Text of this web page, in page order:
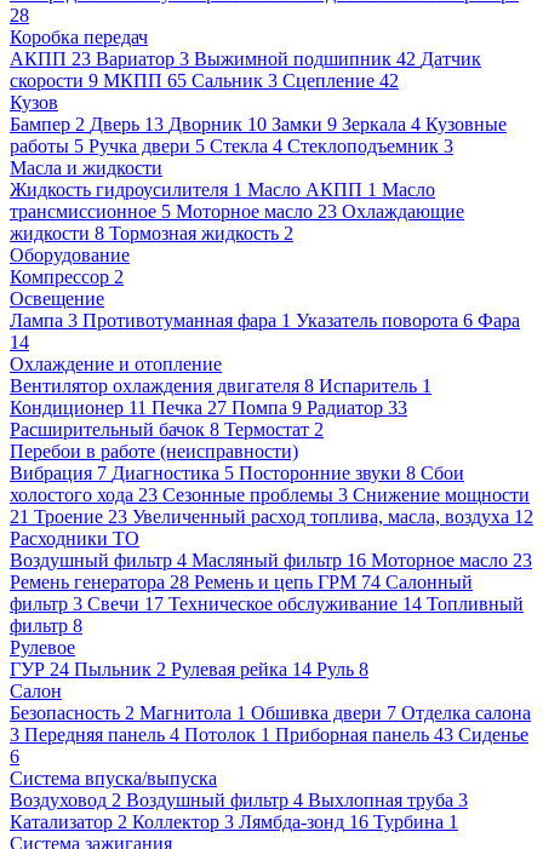
28
Коробка передач
АКПП 23 Вариатор 3 Выжимной подшипник 42 Датчик
скорости 9 МКПП 65 Сальник 3 Сцепление 42
Кузов
Бампер 2 Дверь 13 Дворник 10 Замки 9 Зеркала 4 Кузовные
работы 5 Ручка двери 5 Стекла 4 Стеклоподъемник 3
Масла и жидкости
Жидкость гидроусилителя 1 Масло АКПП 1 Масло
трансмиссионное 5 Моторное масло 23 Охлаждающие
жидкости 8 Тормозная жидкость 2
Оборудование
Компрессор 2
Освещение
Лампа 3 Противотуманная фара 1 Указатель поворота 6 Фара
14
Охлаждение и отопление
Вентилятор охлаждения двигателя 8 Испаритель 1
Кондиционер 11 Печка 27 Помпа 9 Радиатор 33
Расширительный бачок 8 Термостат 2
Перебои в работе (неисправности)
Вибрация 7 Диагностика 5 Посторонние звуки 8 Сбои
холостого хода 23 Сезонные проблемы 3 Снижение мощности
21 Троение 23 Увеличенный расход топлива, масла, воздуха 12
Расходники ТО
Воздушный фильтр 4 Масляный фильтр 16 Моторное масло 23
Ремень генератора 28 Ремень и цепь ГРМ 74 Салонный
фильтр 3 Свечи 17 Техническое обслуживание 14 Топливный
фильтр 8
Рулевое
ГУР 24 Пыльник 2 Рулевая рейка 14 Руль 8
Салон
Безопасность 2 Магнитола 1 Обшивка двери 7 Отделка салона
3 Передняя панель 4 Потолок 1 Приборная панель 43 Сиденье
6
Система впуска/выпуска
Воздуховод 2 Воздушный фильтр 4 Выхлопная труба 3
Катализатор 2 Коллектор 3 Лямбда-зонд 16 Турбина 1
Система зажигания